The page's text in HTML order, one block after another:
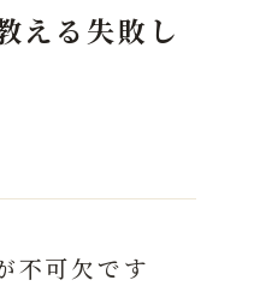
える失敗し
不可欠です